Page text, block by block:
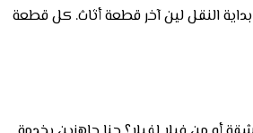
النقل لين آخر قطعة أثاث. كل قطعة